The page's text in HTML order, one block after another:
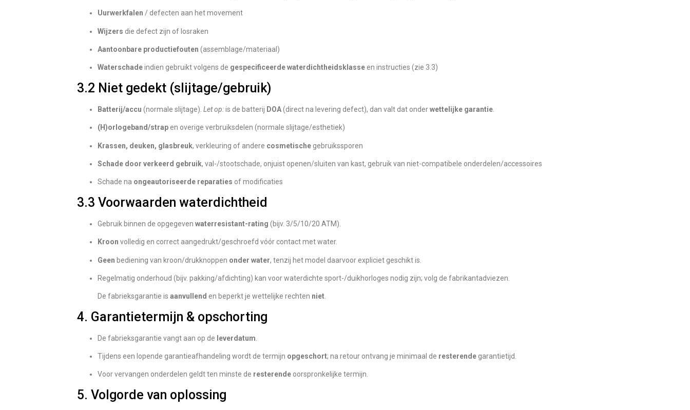
Uurwerkfalen / defecten aan het movement
Wijzers die defect zijn of losraken
Aantoonbare productiefouten (assemblage/materiaal)
Waterschadeindien gebruikt volgens de gespecificeerde waterdichtheidsklasseen instructies (zie 3.3)
3.2 Niet gedekt (slijtage/gebruik)
Batterij/accu (normale slijtage).Let op:is de batterij DOA(direct na levering defect), dan valt dat onderwettelijke garantie
(H)orlogeband/strapen overige verbruiksdelen (normale slijtage/esthetiek)
Krassen, deuken, glasbreuk, verkleuring of andere cosmetische gebruikssporen
Schade door verkeerd gebruik, val-/stootschade, onjuist openen/sluiten van kast, gebruik van niet-compatibele onderdelen/accessoires
Schade na ongeautoriseerde reparaties of modificaties
3.3 Voorwaarden waterdichtheid
Gebruik binnen de opgegevenwaterresistant-rating (bijv. 3/5/10/20 ATM).
Kroon volledig en correct aangedrukt/geschroefd vóór contact met water.
Geen bediening van kroon/drukknoppen onder water, tenzij het model daarvoor expliciet geschikt is.
Regelmatig onderhoud (bijv. pakking/afdichting) kan voor waterdichte sport-/duikhorloges nodig zijn; volg de fabrikantadviezen.
De fabrieksgarantie isaanvullend en beperkt je wettelijke rechten niet.
4. Garantietermijn & opschorting
De fabrieksgarantie vangt aan op de leverdatum
Tijdens een lopende garantieafhandeling wordt de termijn opgeschort; na retour ontvang je minimaal de resterende garantietijd.
Voor vervangen onderdelen geldt ten minste de resterende oorspronkelijke termijn.
5. Volgorde van oplossing